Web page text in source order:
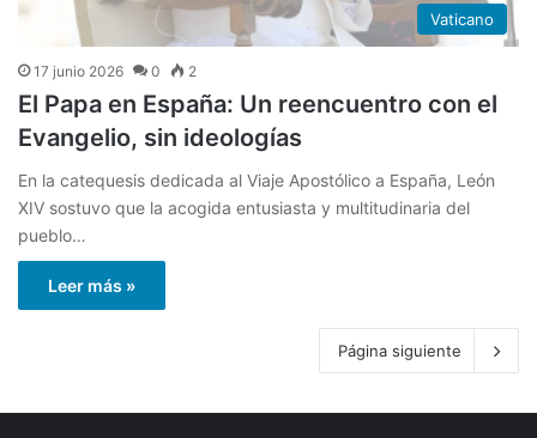
Vaticano
17 junio 2026 0 2
El Papa en España: Un reencuentro con el
Evangelio, sin ideologías
En la catequesis dedicada al Viaje Apostólico a España, León
XIV sostuvo que la acogida entusiasta y multitudinaria del
pueblo…
Leer más »
Página siguiente